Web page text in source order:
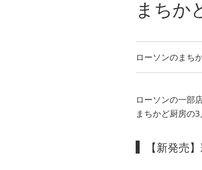
まちか
ローソンのまち
ローソンの一部
まちかど厨房の
【新発売